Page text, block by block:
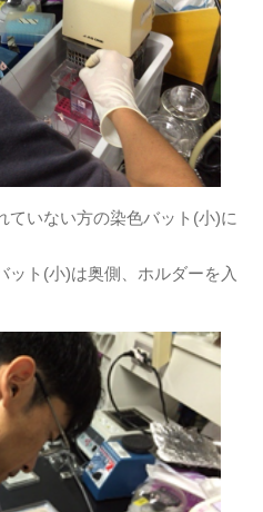
ていない方の染色バット(小)に
ット(小)は奥側、ホルダーを入